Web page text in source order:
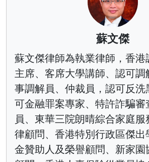
蘇文傑
蘇文傑律師為執業律師，香港
主席、客席大學講師、認可調
事調解員、仲裁員，認可反洗
可金融罪案專家、特許詐騙審
員、東華三院朗晴綜合家庭
律顧問、香港特別行政區傑出
金贊助人及榮譽顧問、新家園